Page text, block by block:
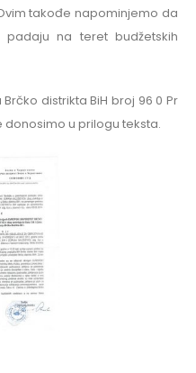
takođe napominjemo da
padaju na teret budžetskih
distrikta BiH broj 96 0 Pr
donosimo u prilogu teksta.